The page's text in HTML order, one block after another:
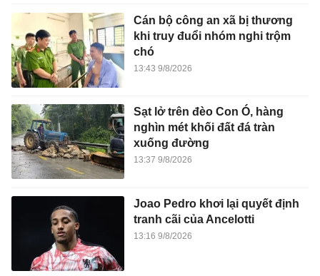
Cán bộ công an xã bị thương
khi truy đuổi nhóm nghi trộm
chó
13:43 9/8/2026
Sạt lở trên đèo Con Ó, hàng
nghìn mét khối đất đá tràn
xuống đường
13:37 9/8/2026
Joao Pedro khơi lại quyết định
tranh cãi của Ancelotti
13:16 9/8/2026